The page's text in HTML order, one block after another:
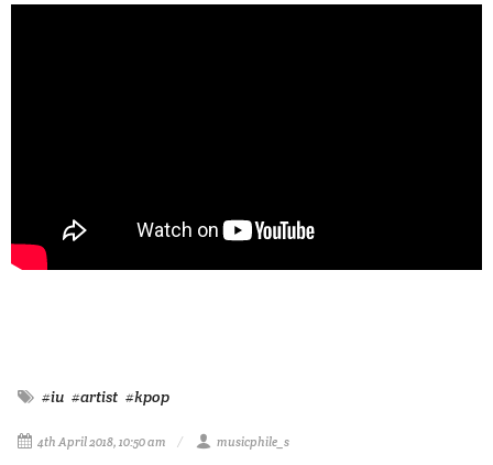
#iu #artist #kpop
4th April 2018, 10:50 am musicphile_s